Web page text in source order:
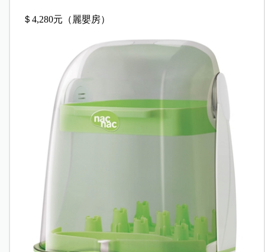
＄4,280元（麗嬰房）